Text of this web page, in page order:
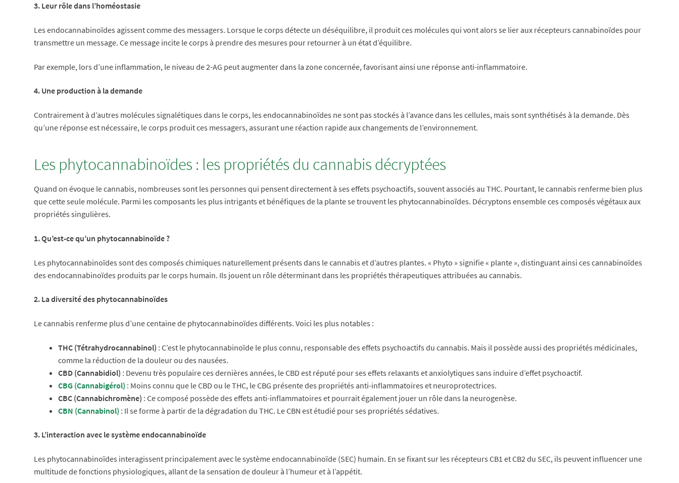
3. Leur rôle dans l’homéostasie
Les endocannabinoïdes agissent comme des messagers. Lorsque le corps détecte un déséquilibre, il produit ces molécules qui vont alors se lier aux récepteurs cannabinoïdes pour
transmettre un message. Ce message incite le corps à prendre des mesures pour retourner à un état d’équilibre.
Par exemple, lors d’une inflammation, le niveau de 2-AG peut augmenter dans la zone concernée, favorisant ainsi une réponse anti-inflammatoire.
4. Une production à la demande
Contrairement à d’autres molécules signalétiques dans le corps, les endocannabinoïdes ne sont pas stockés à l’avance dans les cellules, mais sont synthétisés à la demande. Dès
qu’une réponse est nécessaire, le corps produit ces messagers, assurant une réaction rapide aux changements de l’environnement.
Les phytocannabinoïdes : les propriétés du cannabis décryptées
Quand on évoque le cannabis, nombreuses sont les personnes qui pensent directement à ses effets psychoactifs, souvent associés au THC. Pourtant, le cannabis renferme bien plus
que cette seule molécule. Parmi les composants les plus intrigants et bénéfiques de la plante se trouvent les phytocannabinoïdes. Décryptons ensemble ces composés végétaux aux
propriétés singulières.
1. Qu’est-ce qu’un phytocannabinoïde ?
Les phytocannabinoïdes sont des composés chimiques naturellement présents dans le cannabis et d’autres plantes. « Phyto » signifie « plante », distinguant ainsi ces cannabinoïdes
des endocannabinoïdes produits par le corps humain. Ils jouent un rôle déterminant dans les propriétés thérapeutiques attribuées au cannabis.
2. La diversité des phytocannabinoïdes
Le cannabis renferme plus d’une centaine de phytocannabinoïdes différents. Voici les plus notables :
THC (Tétrahydrocannabinol) : C’est le phytocannabinoïde le plus connu, responsable des effets psychoactifs du cannabis. Mais il possède aussi des propriétés médicinales,
comme la réduction de la douleur ou des nausées.
CBD (Cannabidiol) : Devenu très populaire ces dernières années, le CBD est réputé pour ses effets relaxants et anxiolytiques sans induire d’effet psychoactif.
CBG (Cannabigérol) : Moins connu que le CBD ou le THC, le CBG présente des propriétés anti-inflammatoires et neuroprotectrices.
CBC (Cannabichromène) : Ce composé possède des effets anti-inflammatoires et pourrait également jouer un rôle dans la neurogenèse.
CBN (Cannabinol) : Il se forme à partir de la dégradation du THC. Le CBN est étudié pour ses propriétés sédatives.
3. L’interaction avec le système endocannabinoïde
Les phytocannabinoïdes interagissent principalement avec le système endocannabinoïde (SEC) humain. En se fixant sur les récepteurs CB1 et CB2 du SEC, ils peuvent influencer une
multitude de fonctions physiologiques, allant de la sensation de douleur à l’humeur et à l’appétit.